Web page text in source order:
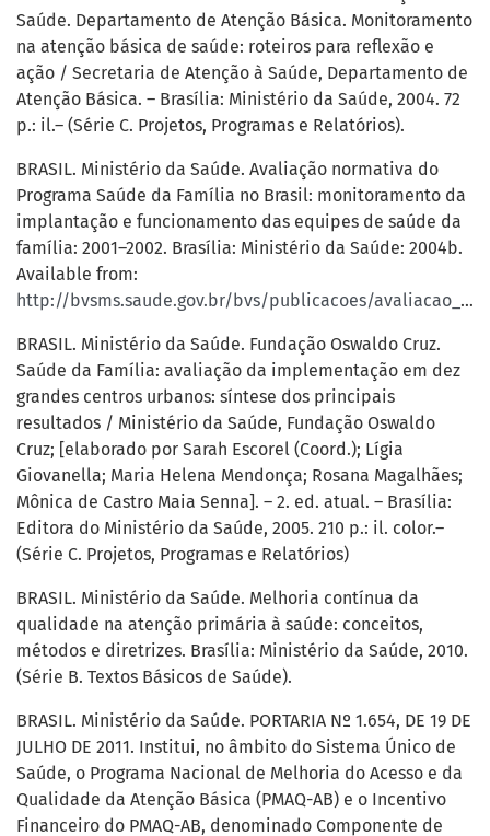
Saúde. Departamento de Atenção Básica. Monitoramento
na atenção básica de saúde: roteiros para reflexão e
ação / Secretaria de Atenção à Saúde, Departamento de
Atenção Básica. – Brasília: Ministério da Saúde, 2004. 72
p.: il.– (Série C. Projetos, Programas e Relatórios).
BRASIL. Ministério da Saúde. Avaliação normativa do
Programa Saúde da Família no Brasil: monitoramento da
implantação e funcionamento das equipes de saúde da
família: 2001–2002. Brasília: Ministério da Saúde: 2004b.
Available from:
http://bvsms.saude.gov.br/bvs/publicacoes/avaliacao_normativa_programa_saude_familia.pdf
BRASIL. Ministério da Saúde. Fundação Oswaldo Cruz.
Saúde da Família: avaliação da implementação em dez
grandes centros urbanos: síntese dos principais
resultados / Ministério da Saúde, Fundação Oswaldo
Cruz; [elaborado por Sarah Escorel (Coord.); Lígia
Giovanella; Maria Helena Mendonça; Rosana Magalhães;
Mônica de Castro Maia Senna]. – 2. ed. atual. – Brasília:
Editora do Ministério da Saúde, 2005. 210 p.: il. color.–
(Série C. Projetos, Programas e Relatórios)
BRASIL. Ministério da Saúde. Melhoria contínua da
qualidade na atenção primária à saúde: conceitos,
métodos e diretrizes. Brasília: Ministério da Saúde, 2010.
(Série B. Textos Básicos de Saúde).
BRASIL. Ministério da Saúde. PORTARIA Nº 1.654, DE 19 DE
JULHO DE 2011. Institui, no âmbito do Sistema Único de
Saúde, o Programa Nacional de Melhoria do Acesso e da
Qualidade da Atenção Básica (PMAQ-AB) e o Incentivo
Financeiro do PMAQ-AB, denominado Componente de